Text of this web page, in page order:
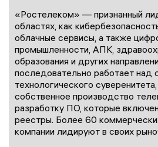
«Ростелеком» — признанный
областях, как
облачные сервисы, а также
промышленности, АПК,
образования и других
последовательно работает над
технологического
собственное производство
разработку ПО, которые
реестры. Более 60
компании лидируют в своих